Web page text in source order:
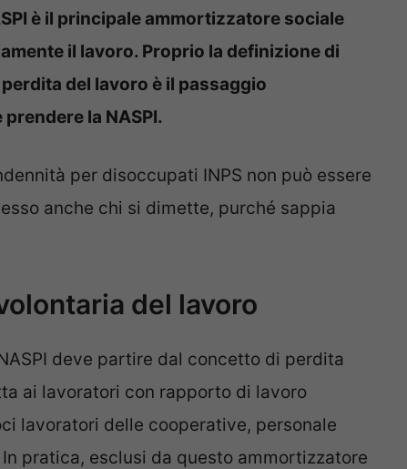
è il principale ammortizzatore sociale
il lavoro. Proprio la definizione di
del lavoro è il passaggio
la NASPI.
per disoccupati INPS non può essere
anche chi si dimette, purché sappia
del lavoro
deve partire dal concetto di perdita
ai lavoratori con rapporto di lavoro
lavoratori delle cooperative, personale
pratica, esclusi da questo ammortizzatore